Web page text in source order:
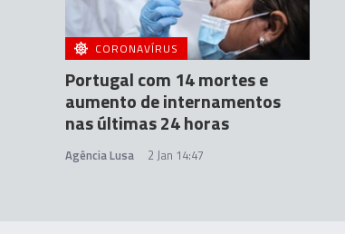
CORONAVÍRUS
Portugal com 14 mortes e
aumento de internamentos
nas últimas 24 horas
Agência Lusa 2 Jan 14:47